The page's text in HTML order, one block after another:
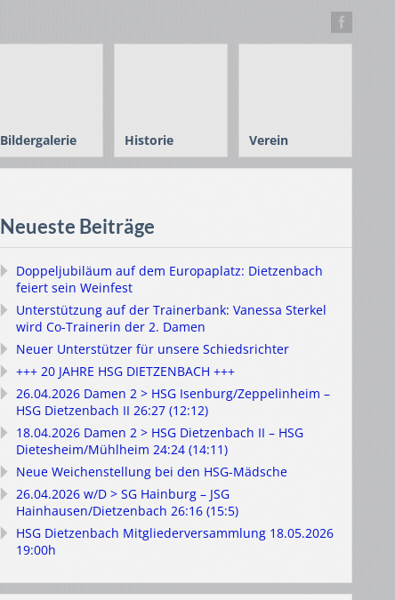
Bildergalerie Historie Verein
Neueste Beiträge
Doppeljubiläum auf dem Europaplatz: Dietzenbach
feiert sein Weinfest
Unterstützung auf der Trainerbank: Vanessa Sterkel
wird Co-Trainerin der 2. Damen
Neuer Unterstützer für unsere Schiedsrichter
+++ 20 JAHRE HSG DIETZENBACH +++
26.04.2026 Damen 2 > HSG Isenburg/Zeppelinheim –
HSG Dietzenbach II 26:27 (12:12)
18.04.2026 Damen 2 > HSG Dietzenbach II – HSG
Dietesheim/Mühlheim 24:24 (14:11)
Neue Weichenstellung bei den HSG-Mädsche
26.04.2026 w/D > SG Hainburg – JSG
Hainhausen/Dietzenbach 26:16 (15:5)
HSG Dietzenbach Mitgliederversammlung 18.05.2026
19:00h